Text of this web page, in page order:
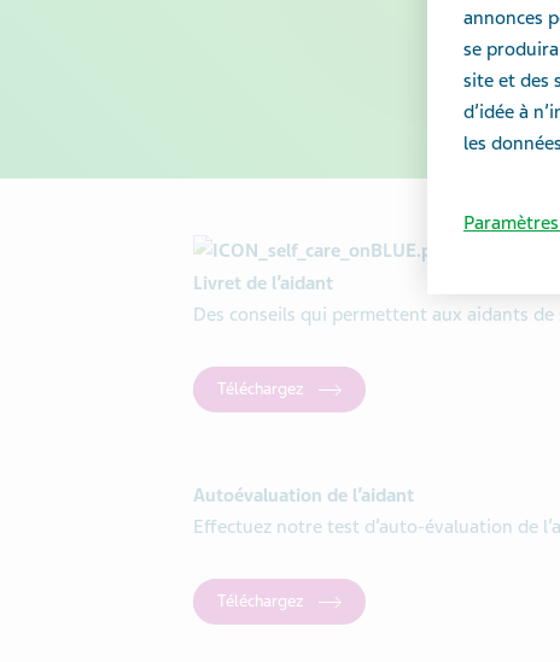
Livret de l’aidant
Des conseils qui permettent aux aidants
Téléchargez
Autoévaluation de l’aidant
Effectuez notre test d’auto-évaluation de
Téléchargez
annonces
se
site et des
d’idée à
les